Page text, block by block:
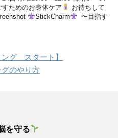
ためのお身体ケア
お待ちして
StickCharm
〜目指す
ング スタート】
のやり方
を守る